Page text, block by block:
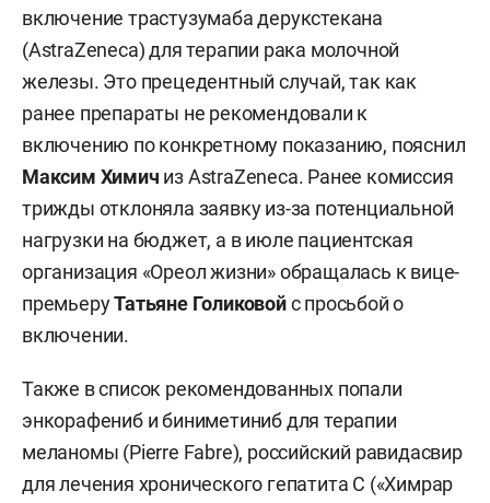
включение трастузумаба дерукстекана
(AstraZeneca) для терапии рака молочной
железы. Это прецедентный случай, так как
ранее препараты не рекомендовали к
включению по конкретному показанию, пояснил
Максим Химич из AstraZeneca. Ранее комиссия
трижды отклоняла заявку из-за потенциальной
нагрузки на бюджет, а в июле пациентская
организация «Ореол жизни» обращалась к вице-
премьеруТатьяне Голиковойс просьбой о
включении.
Также в список рекомендованных попали
энкорафениб и биниметиниб для терапии
меланомы (Pierre Fabre), российский равидасвир
для лечения хронического гепатита С («Химрар